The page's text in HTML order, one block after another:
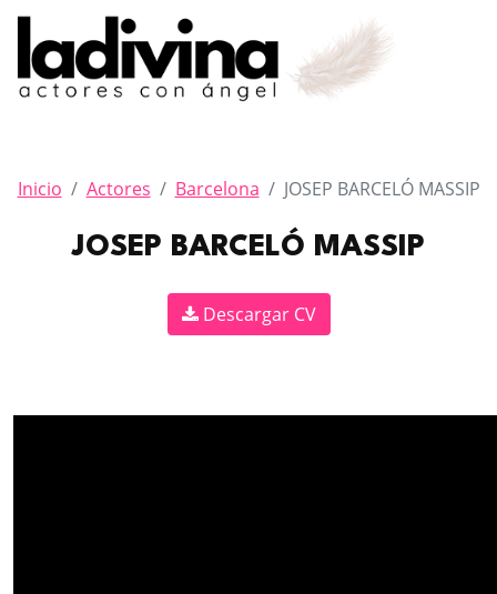
Inicio Actores Barcelona JOSEP BARCELÓ MASSIP
JOSEP BARCELÓ MASSIP
Descargar CV